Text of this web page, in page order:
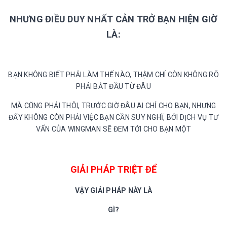
NHƯNG ĐIỀU DUY NHẤT CẢN TRỞ BẠN HIỆN GIỜ
LÀ:
BẠN KHÔNG BIẾT PHẢI LÀM THẾ NÀO, THẬM CHÍ CÒN KHÔNG RÕ
PHẢI BẮT ĐẦU TỪ ĐÂU
MÀ CŨNG PHẢI THÔI, TRƯỚC GIỜ ĐÂU AI CHỈ CHO BẠN, NHƯNG
ĐẤY KHÔNG CÒN PHẢI VIỆC BẠN CẦN SUY NGHĨ, BỞI DỊCH VỤ TƯ
VẤN CỦA WINGMAN SẼ ĐEM TỚI CHO BẠN MỘT
GIẢI PHÁP TRIỆT ĐỂ
VẬY GIẢI PHÁP NÀY LÀ
GÌ?